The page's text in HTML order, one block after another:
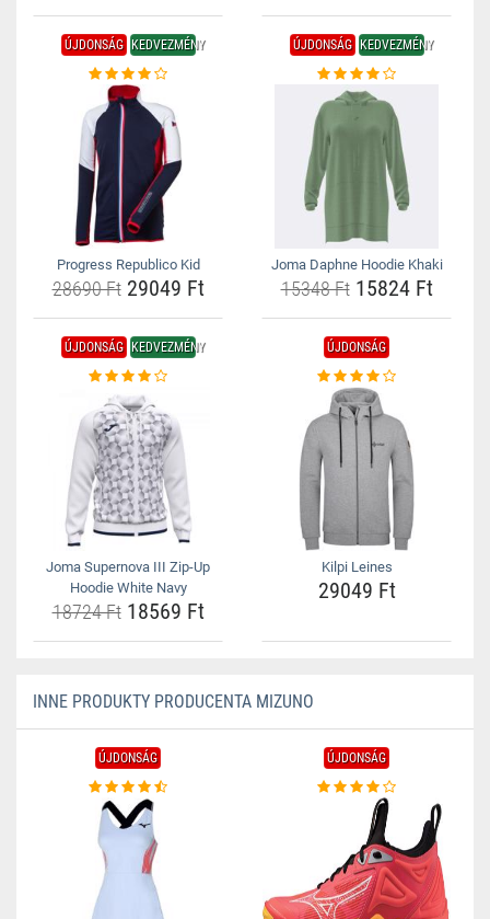
ÚJDONSÁG KEDVEZMÉNY
Progress Republico Kid
28690 Ft29049 Ft
ÚJDONSÁG KEDVEZMÉNY
Joma Daphne Hoodie Khaki
15348 Ft15824 Ft
ÚJDONSÁG KEDVEZMÉNY
Joma Supernova III Zip-Up
Hoodie White Navy
18724 Ft18569 Ft
ÚJDONSÁG
Kilpi Leines
29049 Ft
INNE PRODUKTY PRODUCENTA MIZUNO
ÚJDONSÁG ÚJDONSÁG